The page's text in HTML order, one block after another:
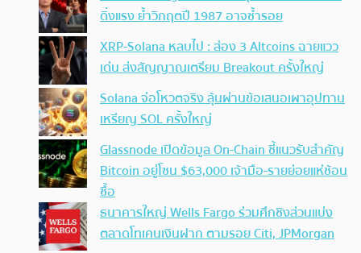
ดิ่งแรง ย้ำวิกฤตปี 1987 อาจซ้ำรอย
XRP-Solana หลบไป : ส่อง 3 Altcoins ฉายแวว
เด่น ส่งสัญญาณเตรียม Breakout ครั้งใหญ่
Solana จ่อโหวตจริง ลุ้นผ่านข้อเสนอเผาอุปทาน
เหรียญ SOL ครั้งใหญ่
Glassnode เปิดข้อมูล On-Chain ชี้แนวรับสำคัญ
Bitcoin อยู่โซน $63,000 เจ้ามือ-รายย่อยแห่ช้อน
ซื้อ
ธนาคารใหญ่ Wells Fargo ร่วมศึกชิงส่วนแบ่ง
ตลาดโทเคนเงินฝาก ตามรอย Citi, JPMorgan